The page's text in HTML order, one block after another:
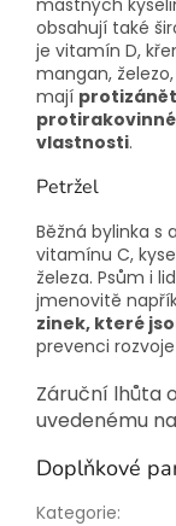
obsahují také
je vitamín D,
mangan,
mají
vlastnosti.
Petržel
Běžná bylinka s
vitamínu C,
železa. Psům i
jmenovitě
zinek, které
prevenci
Záruční lhůta
uvedenému
Doplňkové
Kategorie: